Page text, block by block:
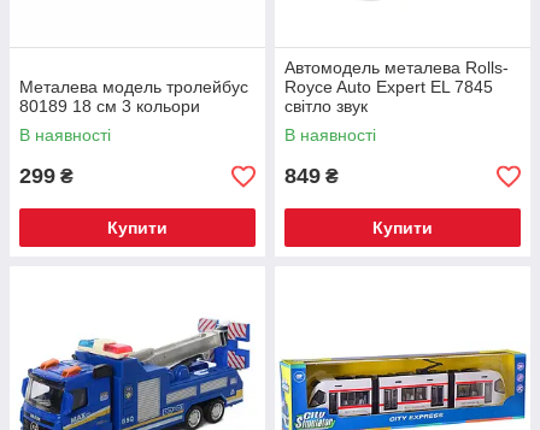
Металева модель тролейбус
80189 18 см 3 кольори
В наявності
299 ₴
Купити
Автомодель металева Rolls-
Royce Auto Expert EL 7845
світло звук
В наявності
849 ₴
Купити